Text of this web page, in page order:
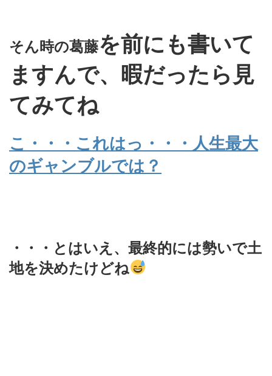
そん時の葛藤を前にも書いて
ますんで、暇だったら見
てみてね
こ・・・これはっ・・・人生最大
のギャンブルでは？
・・・とはいえ、最終的には勢いで土
地を決めたけどね